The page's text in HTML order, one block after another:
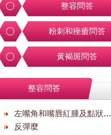
整容問答
粉刺和痤瘡問答
黃褐斑問答
整容問答
左嘴角和嘴唇紅腫及點狀糜爛是什麼原因？
反彈麼